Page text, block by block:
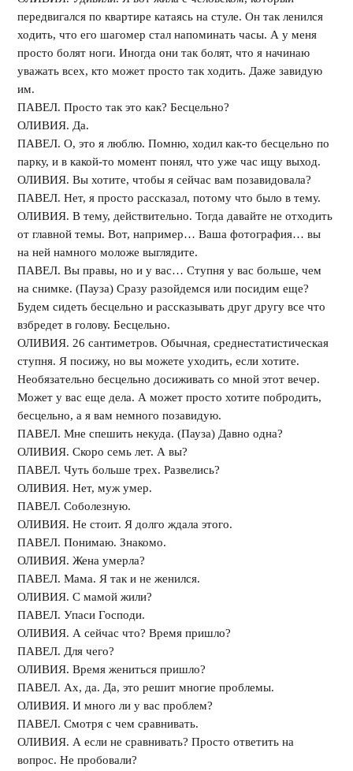
передвигался по квартире катаясь на стуле. Он так ленился
ходить, что его шагомер стал напоминать часы. А у меня
просто болят ноги. Иногда они так болят, что я начинаю
уважать всех, кто может просто так ходить. Даже завидую
им.
ПАВЕЛ. Просто так это как? Бесцельно?
ОЛИВИЯ. Да.
ПАВЕЛ. О, это я люблю. Помню, ходил как-то бесцельно по
парку, и в какой-то момент понял, что уже час ищу выход.
ОЛИВИЯ. Вы хотите, чтобы я сейчас вам позавидовала?
ПАВЕЛ. Нет, я просто рассказал, потому что было в тему.
ОЛИВИЯ. В тему, действительно. Тогда давайте не отходить
от главной темы. Вот, например… Ваша фотография… вы
на ней намного моложе выглядите.
ПАВЕЛ. Вы правы, но и у вас… Ступня у вас больше, чем
на снимке. (Пауза) Сразу разойдемся или посидим еще?
Будем сидеть бесцельно и рассказывать друг другу все что
взбредет в голову. Бесцельно.
ОЛИВИЯ. 26 сантиметров. Обычная, среднестатистическая
ступня. Я посижу, но вы можете уходить, если хотите.
Необязательно бесцельно досиживать со мной этот вечер.
Может у вас еще дела. А может просто хотите побродить,
бесцельно, а я вам немного позавидую.
ПАВЕЛ. Мне спешить некуда. (Пауза) Давно одна?
ОЛИВИЯ. Скоро семь лет. А вы?
ПАВЕЛ. Чуть больше трех. Развелись?
ОЛИВИЯ. Нет, муж умер.
ПАВЕЛ. Соболезную.
ОЛИВИЯ. Не стоит. Я долго ждала этого.
ПАВЕЛ. Понимаю. Знакомо.
ОЛИВИЯ. Жена умерла?
ПАВЕЛ. Мама. Я так и не женился.
ОЛИВИЯ. С мамой жили?
ПАВЕЛ. Упаси Господи.
ОЛИВИЯ. А сейчас что? Время пришло?
ПАВЕЛ. Для чего?
ОЛИВИЯ. Время жениться пришло?
ПАВЕЛ. Ах, да. Да, это решит многие проблемы.
ОЛИВИЯ. И много ли у вас проблем?
ПАВЕЛ. Смотря с чем сравнивать.
ОЛИВИЯ. А если не сравнивать? Просто ответить на
вопрос. Не пробовали?